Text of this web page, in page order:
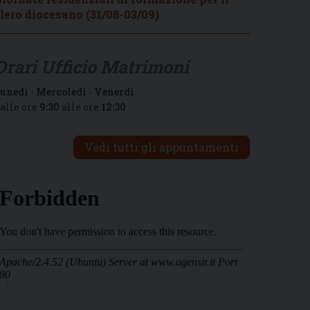
diocesano (31/08-03/09)
- Mercoledì - Venerdì
ore 9:30 alle ore 12:30
Vedi tutti gli appuntamenti